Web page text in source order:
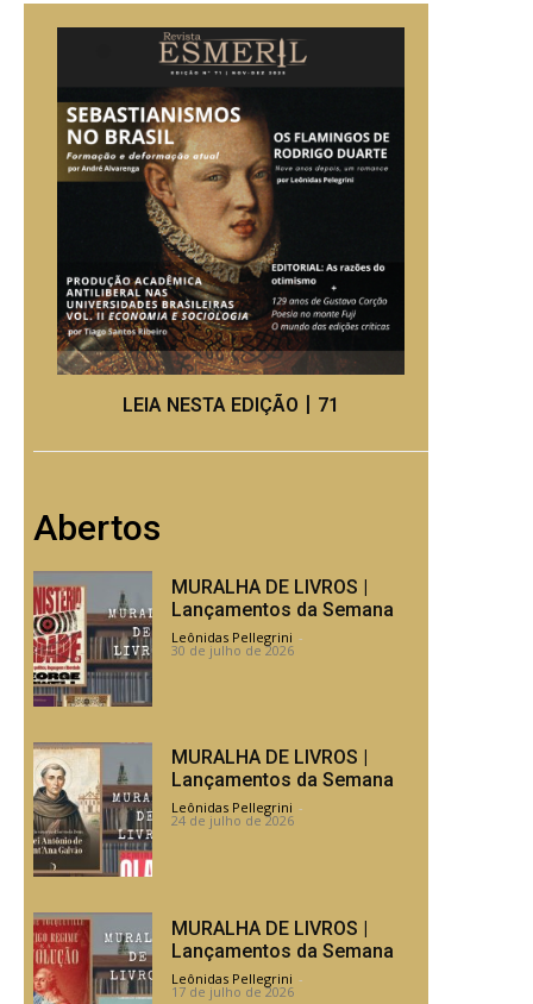
LEIA NESTA EDIÇÃO丨71
Abertos
MURALHA DE LIVROS |
Lançamentos da Semana
Leônidas Pellegrini -
30 de julho de 2026
MURALHA DE LIVROS |
Lançamentos da Semana
Leônidas Pellegrini -
24 de julho de 2026
MURALHA DE LIVROS |
Lançamentos da Semana
Leônidas Pellegrini -
17 de julho de 2026